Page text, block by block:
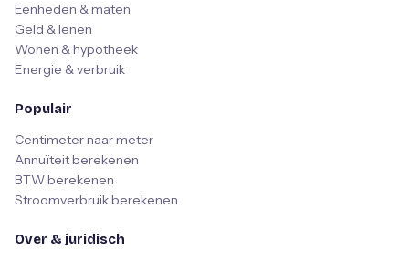
Eenheden & maten
Geld & lenen
Wonen & hypotheek
Energie & verbruik
Populair
Centimeter naar meter
Annuïteit berekenen
BTW berekenen
Stroomverbruik berekenen
Over & juridisch